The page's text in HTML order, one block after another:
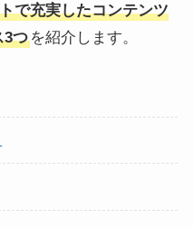
で充実したコンテンツ
3つを紹介します。